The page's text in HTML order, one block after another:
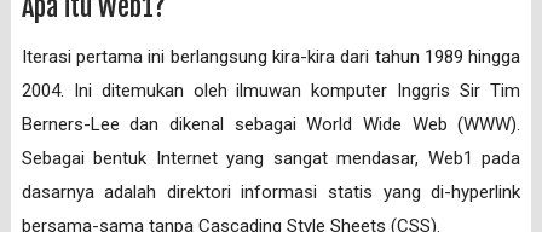
Apa itu Web1?
Iterasi pertama ini berlangsung kira-kira dari tahun 1989 hingga
2004. Ini ditemukan oleh ilmuwan komputer Inggris Sir Tim
Berners-Lee dan dikenal sebagai World Wide Web (WWW).
Sebagai bentuk Internet yang sangat mendasar, Web1 pada
dasarnya adalah direktori informasi statis yang di-hyperlink
bersama-sama tanpa Cascading Style Sheets (CSS).